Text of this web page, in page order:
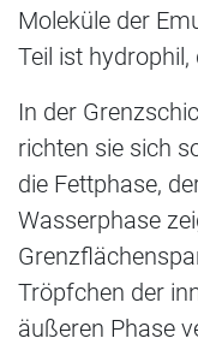
Moleküle der
Teil ist hydrophil,
In der
richten sie sich
die Fettphase,
Wasserphase
Tröpfchen der
äußeren Phase